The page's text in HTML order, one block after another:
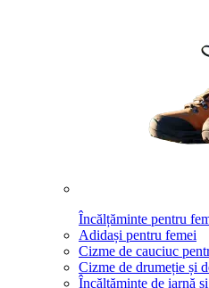
Încălțăminte pentru
Adidași pentru femei
Cizme de cauciuc
Cizme de drumeție și
Încălțăminte de iarnă